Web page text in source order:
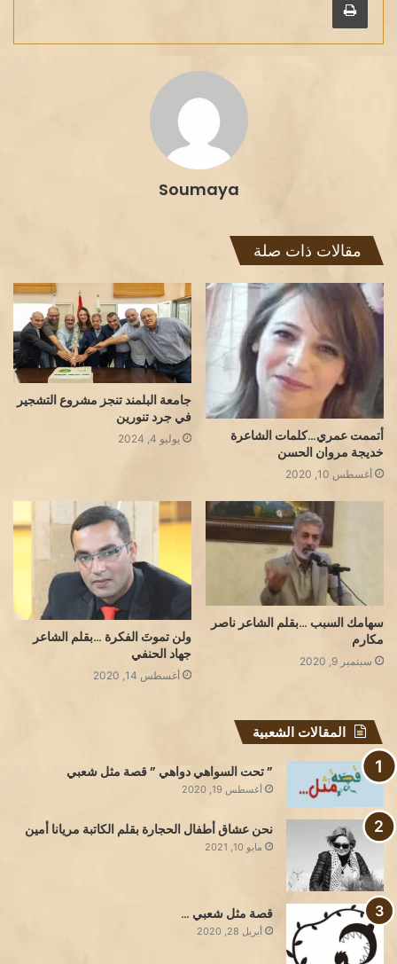
Soumaya
مقالات ذات صلة
أتممت عمري…كلمات الشاعرة
خديجة مروان الحسن
أغسطس 10, 2020
جامعة البلمند تنجز مشروع التشجير
في جرد تنورين
يوليو 4, 2024
سهامك السبب …بقلم الشاعر ناصر
مكارم
سبتمبر 9, 2020
ولن تموتَ الفكرة …بقلم الشاعر
جهاد الحنفي
أغسطس 14, 2020
المقالات الشعبية
” تحت السواهي دواهي ” قصة مثل شعبي
أغسطس 19, 2020
نحن عشاق أطفال الحجارة بقلم الكاتبة مريانا أمين
مايو 10, 2021
قصة مثل شعبي …
أبريل 28, 2020